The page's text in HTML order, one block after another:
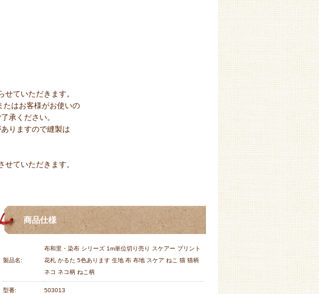
ていただきます。
はお客様がお使いの
承ください。
りますので縫製は
ていただきます。
商品仕様
製品名:
布和里・染布 シリーズ 1m単位切り売り スケアー プリント
花札 かるた 5色あります 生地 布 布地 スケア ねこ 猫 猫柄
ネコ ネコ柄 ねこ柄
型番: 503013